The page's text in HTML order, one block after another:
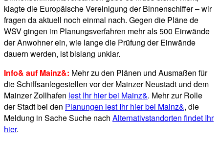
klagte die Europäische Vereinigung der Binnenschiffer – wir
fragen da aktuell noch einmal nach. Gegen die Pläne de
WSV gingen im Planungsverfahren mehr als 500 Einwände
der Anwohner ein, wie lange die Prüfung der Einwände
dauern werden, ist bislang unklar.
Info& auf Mainz&: Mehr zu den Plänen und Ausmaßen für
die Schiffsanlegestellen vor der Mainzer Neustadt und dem
Mainzer Zollhafen lest Ihr hier bei Mainz&. Mehr zur Rolle
der Stadt bei den Planungen lest Ihr hier bei Mainz&, die
Meldung in Sache Suche nach Alternativstandorten findet Ihr
hier.